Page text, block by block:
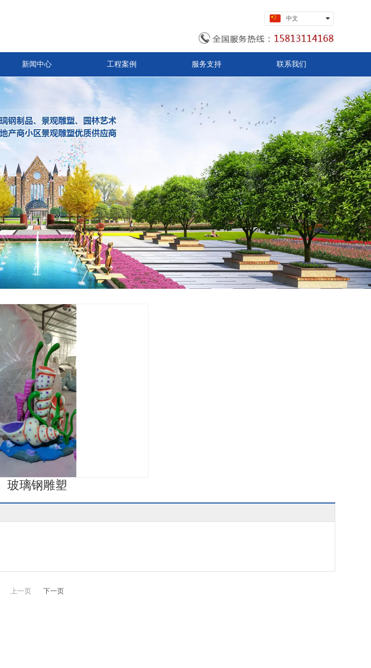
中文
English
新闻中心 工程案例 服务支持 联系我们
玻璃钢雕塑
上一页 下一页